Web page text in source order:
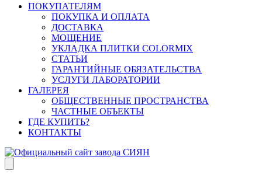
ПОКУПАТЕЛЯМ
ПОКУПКА И ОПЛАТА
ДОСТАВКА
МОЩЕНИЕ
УКЛАДКА ПЛИТКИ COLORMIX
СТАТЬИ
ГАРАНТИЙНЫЕ ОБЯЗАТЕЛЬСТВА
УСЛУГИ ЛАБОРАТОРИИ
ГАЛЕРЕЯ
ОБЩЕСТВЕННЫЕ ПРОСТРАНСТВА
ЧАСТНЫЕ ОБЪЕКТЫ
ГДЕ КУПИТЬ?
КОНТАКТЫ